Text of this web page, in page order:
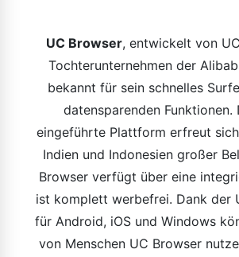
UC Browser, entwickelt von
Tochterunternehmen der
bekannt für sein schnelles
datensparenden Funktionen.
eingeführte Plattform erfreut
Indien und Indonesien großer
Browser verfügt über eine
ist komplett werbefrei. Dank der
für Android, iOS und Windows
von Menschen UC Browser